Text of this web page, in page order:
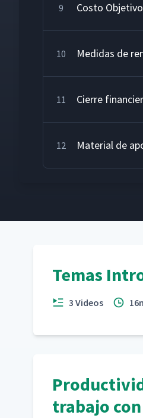
9 Costo Objetivo
10 Medidas de
11 Cierre
12 Material de
Temas
3 Videos
trabajo con